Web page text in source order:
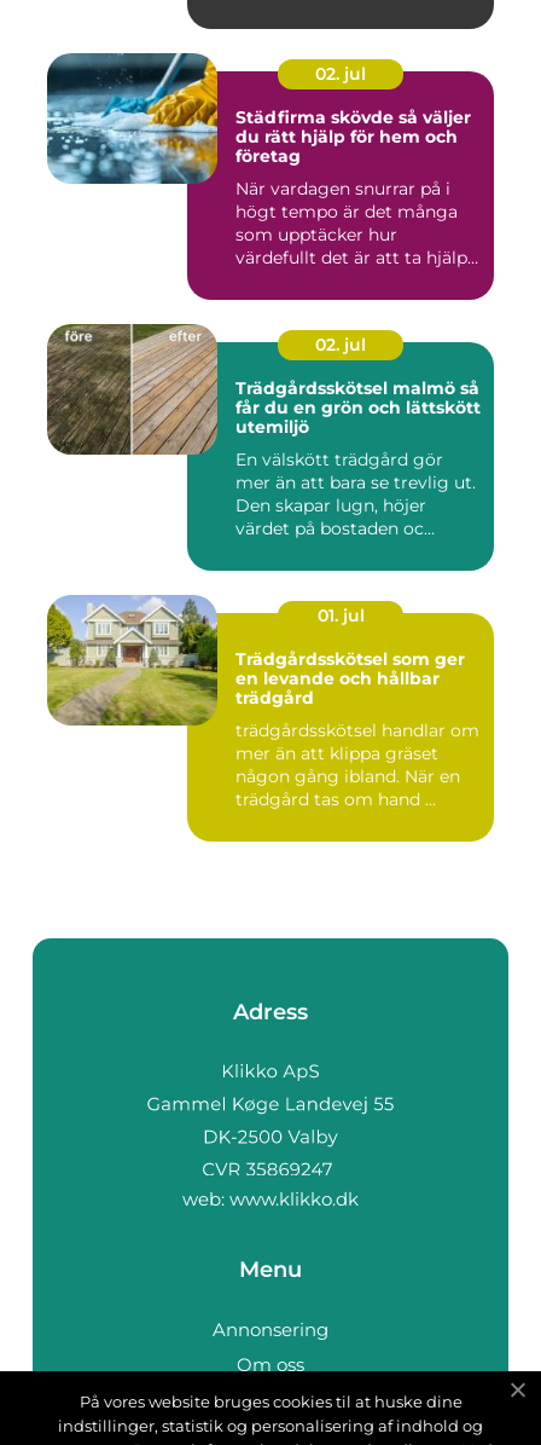
02. jul
Städfirma skövde så väljer
du rätt hjälp för hem och
företag
När vardagen snurrar på i
högt tempo är det många
som upptäcker hur
värdefullt det är att ta hjälp
02. jul
Trädgårdsskötsel malmö så
får du en grön och lättskött
utemiljö
En välskött trädgård gör
mer än att bara se trevlig ut.
Den skapar lugn, höjer
värdet på bostaden oc...
01. jul
Trädgårdsskötsel som ger
en levande och hållbar
trädgård
trädgårdsskötsel handlar om
mer än att klippa gräset
någon gång ibland. När en
trädgård tas om hand ...
Adress
web: www.klikko.dk
Menu
Annonsering
Om oss
Cookies
Kontakta oss
På vores website bruges cookies til at huske dine
indstillinger, statistik og personalisering af indhold og